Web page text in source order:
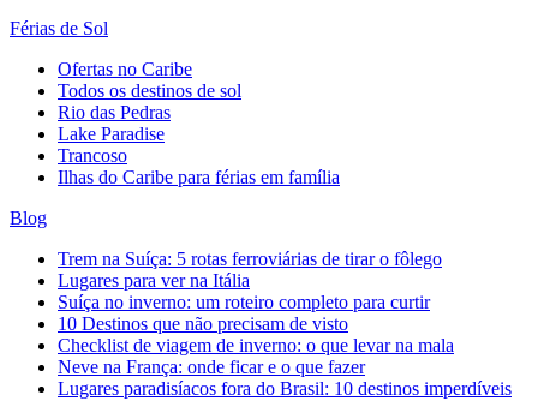
Férias de Sol
Ofertas no Caribe
Todos os destinos de sol
Rio das Pedras
Lake Paradise
Trancoso
Ilhas do Caribe para férias em família
Blog
Trem na Suíça: 5 rotas ferroviárias de tirar o fôlego
Lugares para ver na Itália
Suíça no inverno: um roteiro completo para curtir
10 Destinos que não precisam de visto
Checklist de viagem de inverno: o que levar na mala
Neve na França: onde ficar e o que fazer
Lugares paradisíacos fora do Brasil: 10 destinos imperdíveis